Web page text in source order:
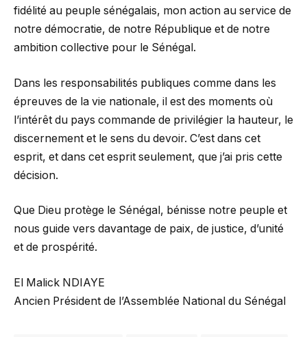
fidélité au peuple sénégalais, mon action au service de
notre démocratie, de notre République et de notre
ambition collective pour le Sénégal.
Dans les responsabilités publiques comme dans les
épreuves de la vie nationale, il est des moments où
l’intérêt du pays commande de privilégier la hauteur, le
discernement et le sens du devoir. C’est dans cet
esprit, et dans cet esprit seulement, que j’ai pris cette
décision.
Que Dieu protège le Sénégal, bénisse notre peuple et
nous guide vers davantage de paix, de justice, d’unité
et de prospérité.
El Malick NDIAYE
Ancien Président de l’Assemblée National du Sénégal